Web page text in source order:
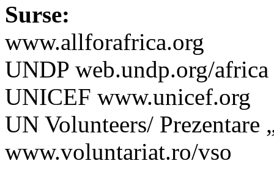
Surse:
www.allforafrica.org
UNDP web.undp.org/africa
UNICEF www.unicef.org
UN Volunteers/
www.voluntariat.ro/vso